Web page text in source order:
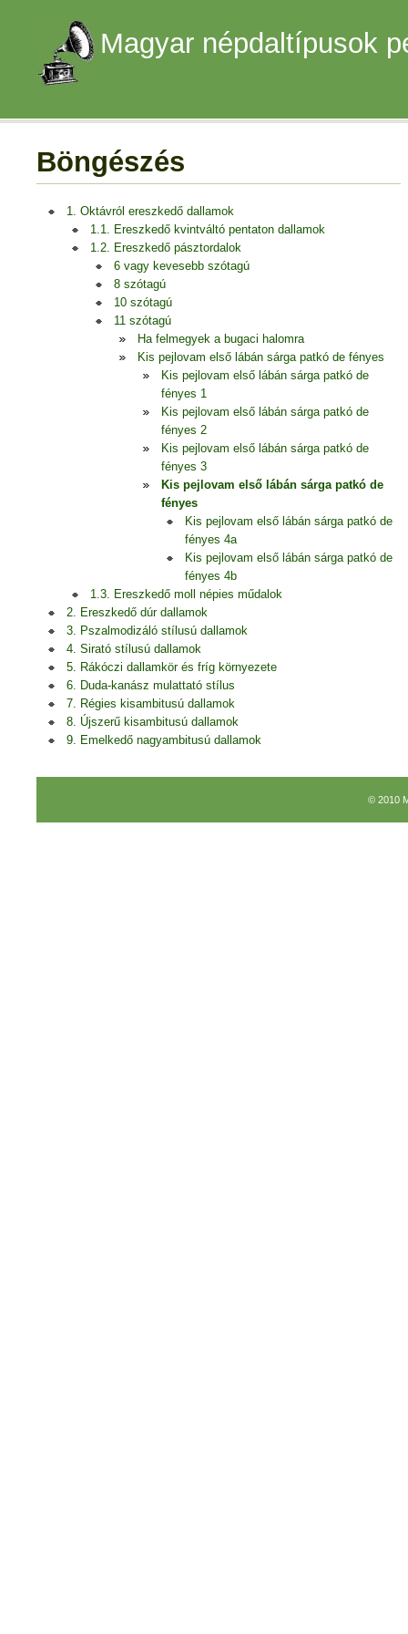
Magyar népdaltípusok
Böngészés
1. Oktávról ereszkedő dallamok
1.1. Ereszkedő kvintváltó pentaton dallamok
1.2. Ereszkedő pásztordalok
6 vagy kevesebb szótagú
8 szótagú
10 szótagú
11 szótagú
Ha felmegyek a bugaci halomra
Kis pejlovam első lábán sárga patkó de fényes
Kis pejlovam első lábán sárga patkó de
fényes 1
Kis pejlovam első lábán sárga patkó de
fényes 2
Kis pejlovam első lábán sárga patkó de
fényes 3
Kis pejlovam első lábán sárga patkó de
fényes
Kis pejlovam első lábán sárga patkó de
fényes 4a
Kis pejlovam első lábán sárga patkó de
fényes 4b
1.3. Ereszkedő moll népies műdalok
2. Ereszkedő dúr dallamok
3. Pszalmodizáló stílusú dallamok
4. Sirató stílusú dallamok
5. Rákóczi dallamkör és fríg környezete
6. Duda-kanász mulattató stílus
7. Régies kisambitusú dallamok
8. Újszerű kisambitusú dallamok
9. Emelkedő nagyambitusú dallamok
© 2010